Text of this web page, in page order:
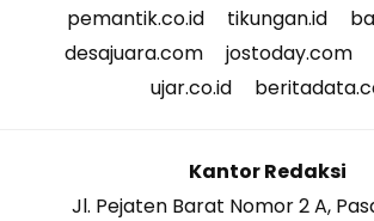
pemantik.co.id
tikungan.id
desajuara.com
jostoday.com
ujar.co.id
Kantor Redaksi
Jl. Pejaten Barat Nomor 2 A,